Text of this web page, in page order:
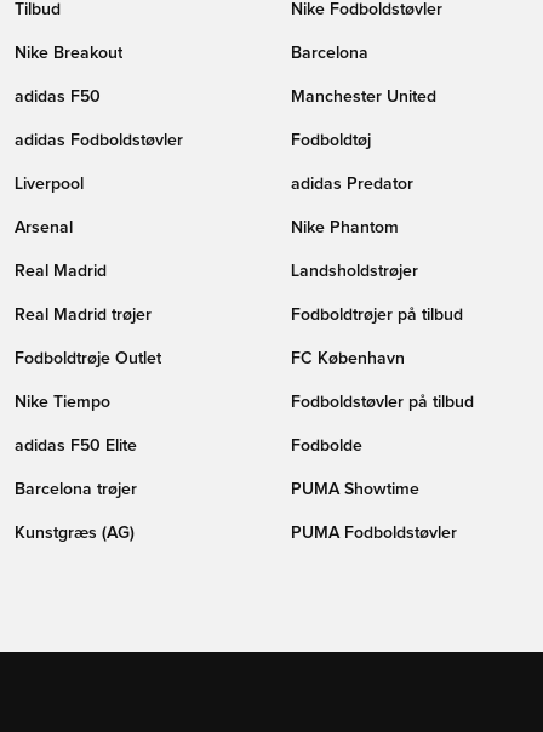
Tilbud Nike Fodboldstøvler
Nike Breakout Barcelona
adidas F50 Manchester United
adidas Fodboldstøvler Fodboldtøj
Liverpool adidas Predator
Arsenal Nike Phantom
Real Madrid Landsholdstrøjer
Real Madrid trøjer Fodboldtrøjer på tilbud
Fodboldtrøje Outlet FC København
Nike Tiempo Fodboldstøvler på tilbud
adidas F50 Elite Fodbolde
Barcelona trøjer PUMA Showtime
Kunstgræs (AG) PUMA Fodboldstøvler